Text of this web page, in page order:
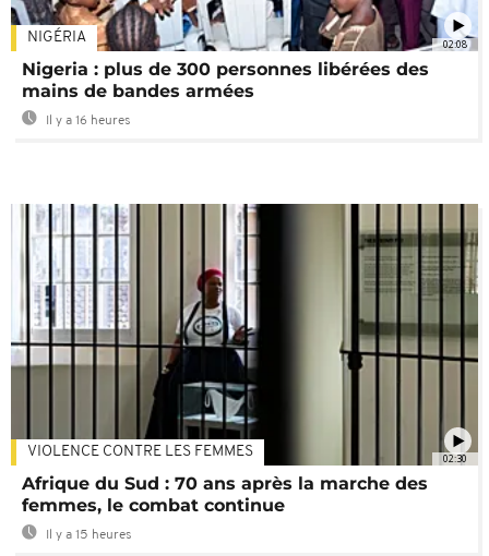
02:08
NIGÉRIA
Nigeria : plus de 300 personnes libérées des
mains de bandes armées
Il y a 16 heures
02:30
VIOLENCE CONTRE LES FEMMES
Afrique du Sud : 70 ans après la marche des
femmes, le combat continue
Il y a 15 heures